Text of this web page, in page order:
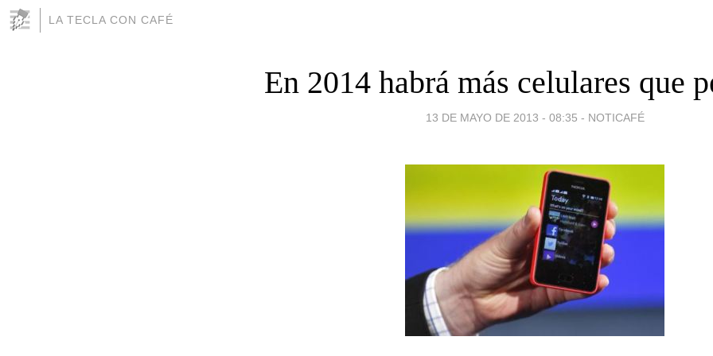
LA TECLA CON CAFÉ
En 2014 habrá más celulares que
13 DE MAYO DE 2013 - 08:35 - NOTICAFÉ